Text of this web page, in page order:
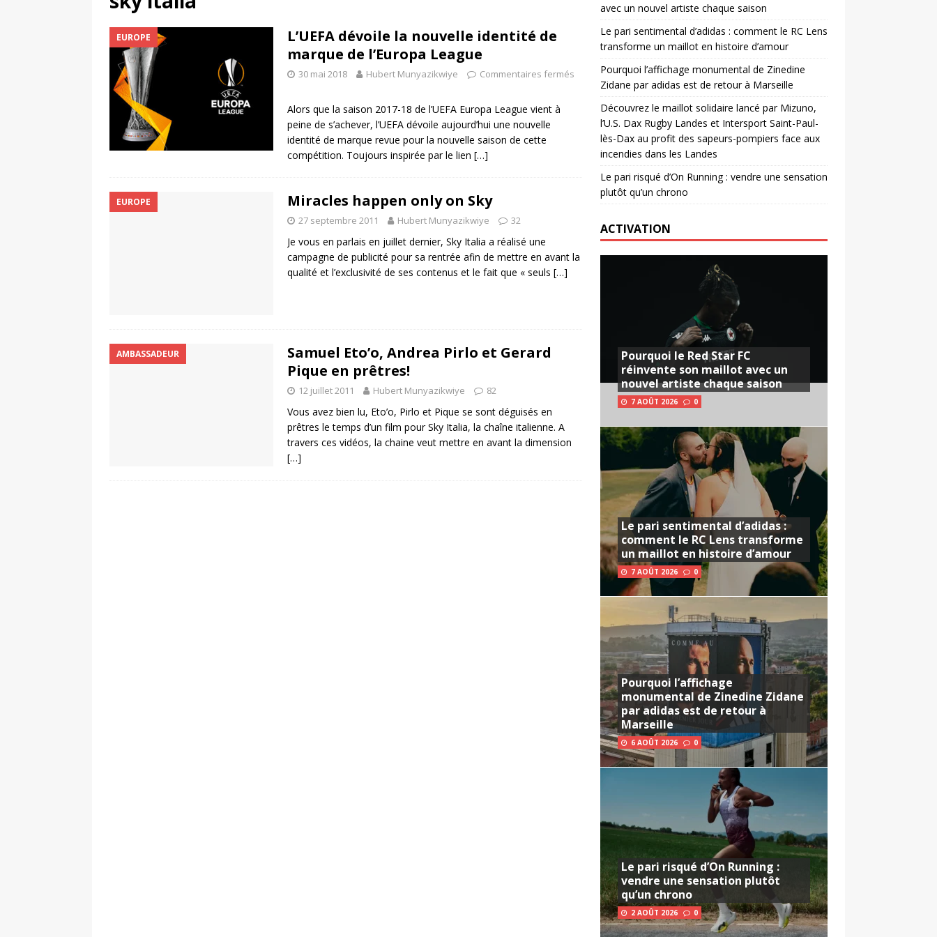
Saint-Paul-lès-Dax au profit des sapeurs-pompiers face aux incendies dans les Landes
RUGBY
Le pari risqué d’On Running : vendre une sensation plutôt qu’un chrono
Pourquoi le Red Star FC réinvente son maillot avec un nouvel artiste chaque saison
ACTIVATION
EUROPE
L’UEFA dévoile la nouvelle identité de
marque de l’Europa League
30 mai 2018 Hubert Munyazikwiye Commentaires fermés
Alors que la saison 2017-18 de l’UEFA Europa League vient à
peine de s’achever, l’UEFA dévoile aujourd’hui une nouvelle
identité de marque revue pour la nouvelle saison de cette
compétition. Toujours inspirée par le lien […]
EUROPE Miracles happen only on Sky
27 septembre 2011 Hubert Munyazikwiye 32
Je vous en parlais en juillet dernier, Sky Italia a réalisé une
campagne de publicité pour sa rentrée afin de mettre en avant la
qualité et l’exclusivité de ses contenus et le fait que « seuls […]
AMBASSADEUR
Samuel Eto’o, Andrea Pirlo et Gerard
Pique en prêtres!
12 juillet 2011 Hubert Munyazikwiye 82
Vous avez bien lu, Eto’o, Pirlo et Pique se sont déguisés en
prêtres le temps d’un film pour Sky Italia, la chaîne italienne. A
travers ces vidéos, la chaine veut mettre en avant la dimension
[…]
avec un nouvel artiste chaque saison
Le pari sentimental d’adidas : comment le RC Lens
transforme un maillot en histoire d’amour
Pourquoi l’affichage monumental de Zinedine
Zidane par adidas est de retour à Marseille
Découvrez le maillot solidaire lancé par Mizuno,
l’U.S. Dax Rugby Landes et Intersport Saint-Paul-
lès-Dax au profit des sapeurs-pompiers face aux
incendies dans les Landes
Le pari risqué d’On Running : vendre une sensation
plutôt qu’un chrono
ACTIVATION
Pourquoi le Red Star FC
réinvente son maillot avec un
nouvel artiste chaque saison
7 AOÛT 2026 0
Le pari sentimental d’adidas :
comment le RC Lens transforme
un maillot en histoire d’amour
7 AOÛT 2026 0
Pourquoi l’affichage
monumental de Zinedine Zidane
par adidas est de retour à
Marseille
6 AOÛT 2026 0
Le pari risqué d’On Running :
vendre une sensation plutôt
qu’un chrono
2 AOÛT 2026 0